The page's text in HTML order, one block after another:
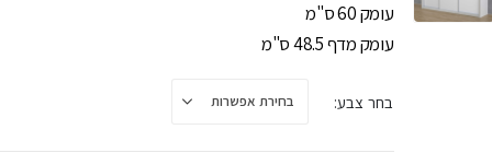
עומק 60 ס"מ
עומק מדף 48.5 ס"מ
בחר צבע